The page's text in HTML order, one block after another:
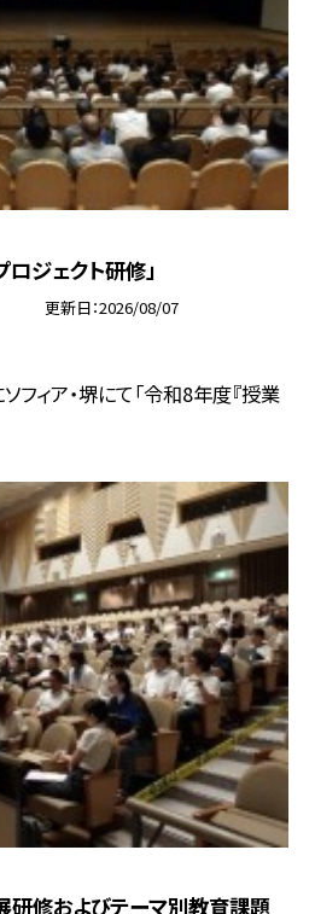
ジェクト研修」
更新日 2026/08/07
フィア・堺にて「令和8年度『授業
研修およびテーマ別教育課題